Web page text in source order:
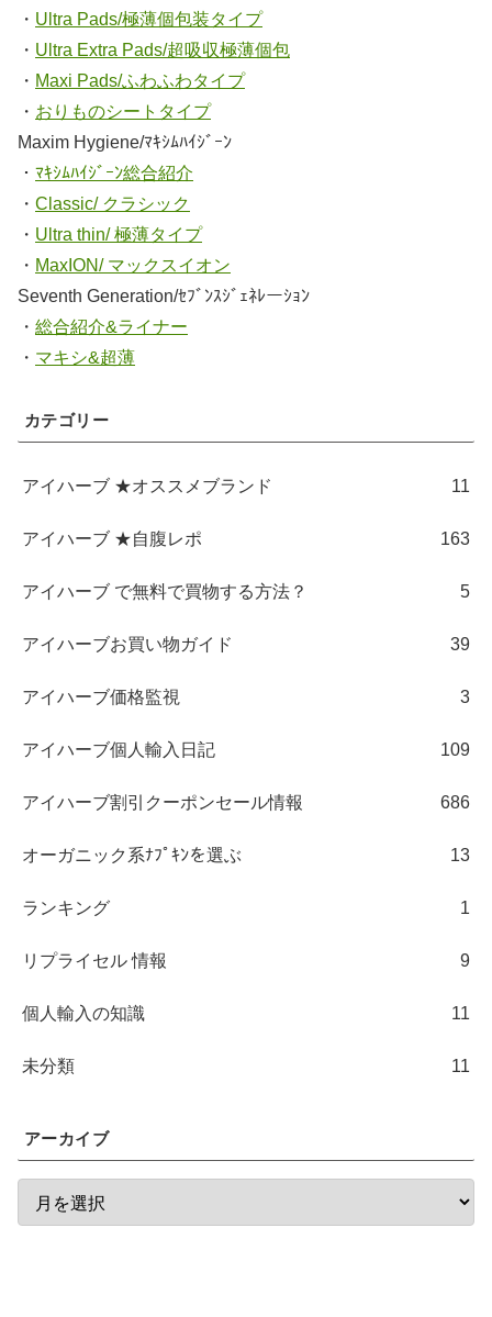
・ Ultra Pads/極薄個包装タイプ
・ Ultra Extra Pads/超吸収極薄個包
・ Maxi Pads/ふわふわタイプ
・ おりものシートタイプ
Maxim Hygiene/ﾏｷｼﾑﾊｲｼﾞｰﾝ
・ ﾏｷｼﾑﾊｲｼﾞｰﾝ総合紹介
・ Classic/ クラシック
・ Ultra thin/ 極薄タイプ
・ MaxION/ マックスイオン
Seventh Generation/ｾﾌﾞﾝｽｼﾞｪﾈﾚーｼｮﾝ
・ 総合紹介&ライナー
・ マキシ&超薄
カテゴリー
アイハーブ ★オススメブランド 11
アイハーブ ★自腹レポ 163
アイハーブ で無料で買物する方法？ 5
アイハーブお買い物ガイド 39
アイハーブ価格監視 3
アイハーブ個人輸入日記 109
アイハーブ割引クーポンセール情報 686
オーガニック系ﾅﾌﾟｷﾝを選ぶ 13
ランキング 1
リプライセル 情報 9
個人輸入の知識 11
未分類 11
アーカイブ